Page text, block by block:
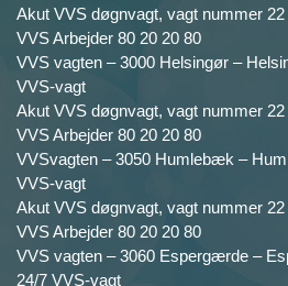
Akut VVS døgnvagt, vagt nummer
VVS Arbejder 80 20 20 80
VVS vagten – 3000 Helsingør –
VVS-vagt
Akut VVS døgnvagt, vagt nummer
VVS Arbejder 80 20 20 80
VVSvagten – 3050 Humlebæk –
VVS-vagt
Akut VVS døgnvagt, vagt nummer
VVS Arbejder 80 20 20 80
VVS vagten – 3060 Espergærde –
24/7 VVS-vagt